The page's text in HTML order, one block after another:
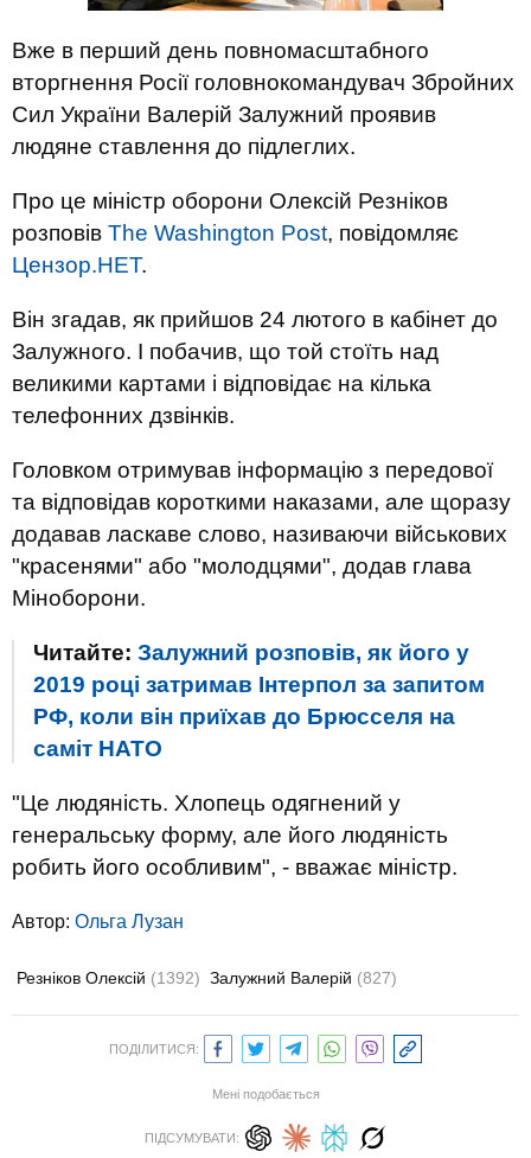
Вже в перший день повномасштабного
вторгнення Росії головнокомандувач Збройних
Сил України Валерій Залужний проявив
людяне ставлення до підлеглих.
Про це міністр оборони Олексій Резніков
розповів The Washington Post, повідомляє
Цензор.НЕТ.
Він згадав, як прийшов 24 лютого в кабінет до
Залужного. І побачив, що той стоїть над
великими картами і відповідає на кілька
телефонних дзвінків.
Головком отримував інформацію з передової
та відповідав короткими наказами, але щоразу
додавав ласкаве слово, називаючи військових
"красенями" або "молодцями", додав глава
Міноборони.
Читайте: Залужний розповів, як його у
2019 році затримав Інтерпол за запитом
РФ, коли він приїхав до Брюсселя на
саміт НАТО
"Це людяність. Хлопець одягнений у
генеральську форму, але його людяність
робить його особливим", - вважає міністр.
Автор: Ольга Лузан
Резніков Олексій (1392) Залужний Валерій (827)
ПОДІЛИТИСЯ:
Мені подобається
ПІДСУМУВАТИ: